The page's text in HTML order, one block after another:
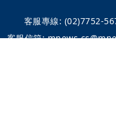
客服專線: (02)7752-
客服信箱: